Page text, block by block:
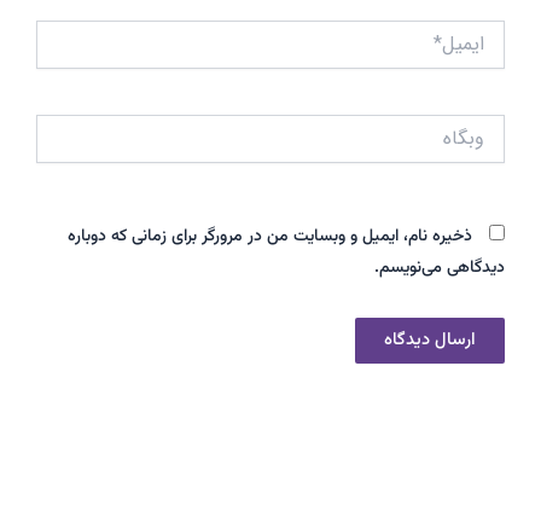
ایمیل*
ذخیره نام، ایمیل و وبسایت من در مرورگر برای زمانی که دوباره
دیدگاهی می‌نویسم.